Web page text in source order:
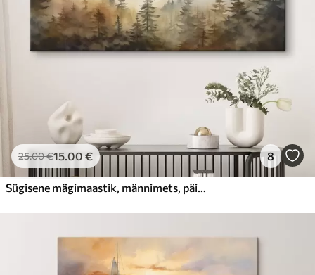
25.00€15.00 € 8
Sügisene mägimaastik, männimets, päikeseloojang, akvarell